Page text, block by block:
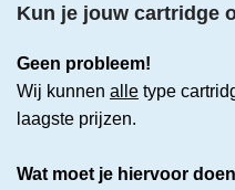
Kun je jouw cartridge
Geen probleem!
Wij kunnen alle type
laagste prijzen.
Wat moet je hiervoor